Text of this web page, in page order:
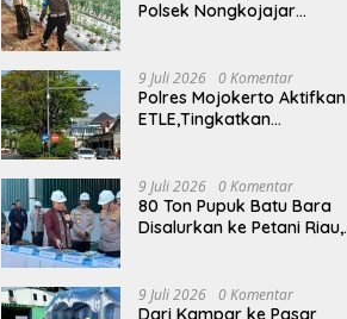
Polsek Nongkojajar
9 Juli 2026 0 Komentar
Polres Mojokerto Aktifkan
ETLE,Tingkatkan
9 Juli 2026 0 Komentar
80 Ton Pupuk Batu Bara
Disalurkan ke Petani Riau,
9 Juli 2026 0 Komentar
Dari Kampar ke Pasar